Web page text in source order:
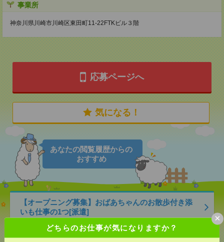
どちらのお仕事が気になりますか？
×
事業所
神奈川県川崎市川崎区東田町11-22FTKビル３階
応募ページへ
気になる！
あなたの閲覧履歴からの
おすすめ
【オープニング募集】おばあちゃんのお散歩付き添
いも仕事の1つ[派遣]
無資格未経験：時給1500円～ ■週払い
OK ■扶養内OK ■日収1万2000円以上